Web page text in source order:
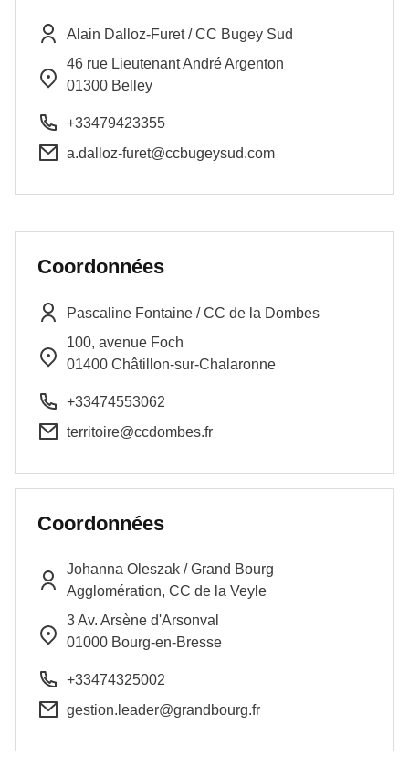
Alain Dalloz-Furet/CC Bugey Sud
46 rue Lieutenant André Argenton
01300 Belley
+33479423355
a.dalloz-furet@ccbugeysud.com
Coordonnées
Pascaline Fontaine /CC de la Dombes
100, avenue Foch
01400 Châtillon-sur-Chalaronne
+33474553062
territoire@ccdombes.fr
Coordonnées
Johanna Oleszak /Grand Bourg
Agglomération, CC de la Veyle
3 Av. Arsène d'Arsonval
01000 Bourg-en-Bresse
+33474325002
gestion.leader@grandbourg.fr